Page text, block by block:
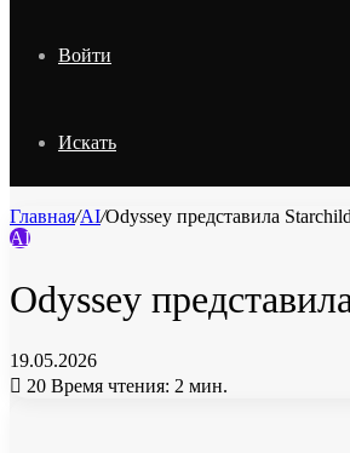
Войти
Искать
Главная/AI/Odyssey представила
AI
Odyssey
19.05.2026
20 Время чтения: 2 мин.